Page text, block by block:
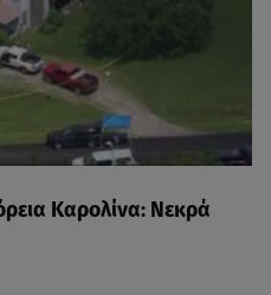
Καρολίνα: Νεκρά